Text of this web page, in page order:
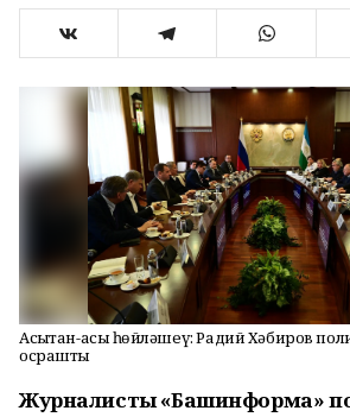
Асыҡтан-асыҡ һөйләшеү: Радий Хәбиров
осрашты
Журналисты «Башинформа»